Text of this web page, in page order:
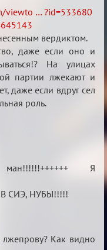
viewto … ?id=533680
вердиктом.
даже если оно и
На улицах
партии лжекают и
даже если вдруг сел
роль.
Я
СИЭ, НУБЫ!!!!!
Как видно